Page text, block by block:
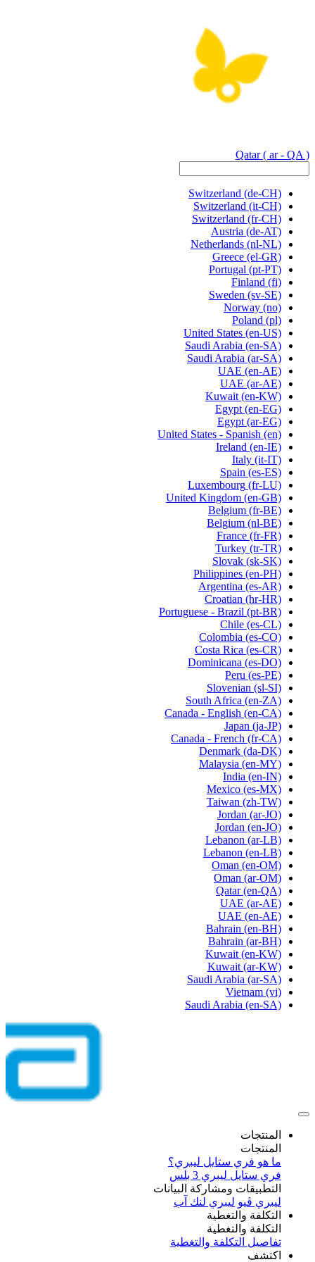
Qatar ( ar - QA )
Switzerland (de-CH)
Switzerland (it-CH)
Switzerland (fr-CH)
Austria (de-AT)
Netherlands (nl-NL)
Greece (el-GR)
Portugal (pt-PT)
Finland (fi)
Sweden (sv-SE)
Norway (no)
Poland (pl)
United States (en-US)
Saudi Arabia (en-SA)
Saudi Arabia (ar-SA)
UAE (en-AE)
UAE (ar-AE)
Kuwait (en-KW)
Egypt (en-EG)
Egypt (ar-EG)
United States - Spanish (en)
Ireland (en-IE)
Italy (it-IT)
Spain (es-ES)
Luxembourg (fr-LU)
United Kingdom (en-GB)
Belgium (fr-BE)
Belgium (nl-BE)
France (fr-FR)
Turkey (tr-TR)
Slovak (sk-SK)
Philippines (en-PH)
Argentina (es-AR)
Croatian (hr-HR)
Portuguese - Brazil (pt-BR)
Chile (es-CL)
Colombia (es-CO)
Costa Rica (es-CR)
Dominicana (es-DO)
Peru (es-PE)
Slovenian (sl-SI)
South Africa (en-ZA)
Canada - English (en-CA)
Japan (ja-JP)
Canada - French (fr-CA)
Denmark (da-DK)
Malaysia (en-MY)
India (en-IN)
Mexico (es-MX)
Taiwan (zh-TW)
Jordan (ar-JO)
Jordan (en-JO)
Lebanon (ar-LB)
Lebanon (en-LB)
Oman (en-OM)
Oman (ar-OM)
Qatar (en-QA)
UAE (ar-AE)
UAE (en-AE)
Bahrain (en-BH)
Bahrain (ar-BH)
Kuwait (en-KW)
Kuwait (ar-KW)
Saudi Arabia (ar-SA)
Vietnam (vi)
Saudi Arabia (en-SA)
المنتجات
المنتجات
ما هو فري ستايل ليبري؟
فري ستايل ليبري 3 بلس​
التطبيقات ومشاركة البيانات
ليبري ڤيو ليبري لنك آب
التكلفة والتغطية
التكلفة والتغطية
تفاصيل التكلفة والتغطية
اكتشف​